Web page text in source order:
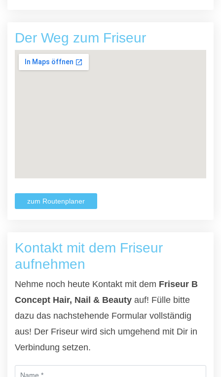
Der Weg zum Friseur
zum Routenplaner
Kontakt mit dem Friseur
aufnehmen
Nehme noch heute Kontakt mit dem Friseur B
Concept Hair, Nail & Beauty auf! Fülle bitte
dazu das nachstehende Formular vollständig
aus! Der Friseur wird sich umgehend mit Dir in
Verbindung setzen.